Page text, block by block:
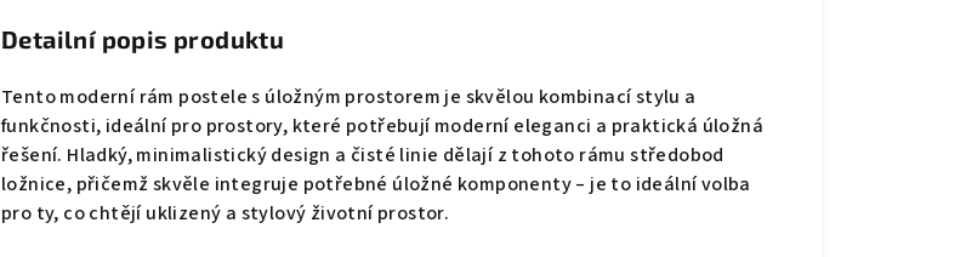
Detailní popis produktu
Tento moderní rám postele s úložným prostorem je skvělou kombinací stylu a
funkčnosti, ideální pro prostory, které potřebují moderní eleganci a praktická úložná
řešení. Hladký, minimalistický design a čisté linie dělají z tohoto rámu středobod
ložnice, přičemž skvěle integruje potřebné úložné komponenty – je to ideální volba
pro ty, co chtějí uklizený a stylový životní prostor.